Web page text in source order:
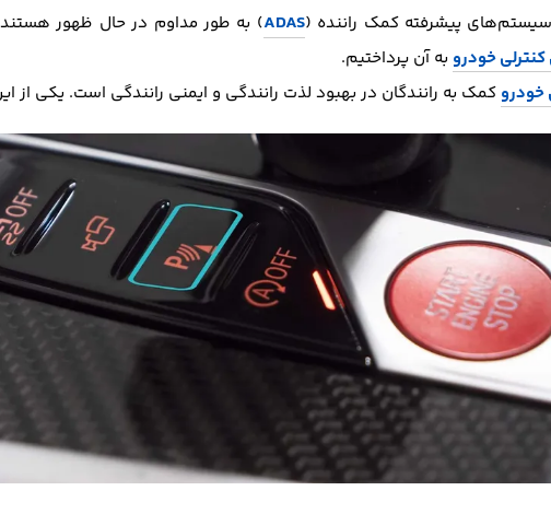
پیشرفته کمک راننده (ADAS) به طور مداوم در حال ظهور هستند
خودرو به آن پرداختیم.
کمک به رانندگان در بهبود لذت رانندگی و ایمنی رانندگی است. یکی از